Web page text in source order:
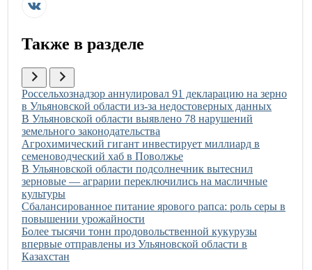
Также в разделе
Иллюстрация новости
Россельхознадзор аннулировал 91 декларацию на зерно
в Ульяновской области из-за недостоверных данных
Иллюстрация новости
В Ульяновской области выявлено 78 нарушений
земельного законодательства
Иллюстрация новости
Агрохимический гигант инвестирует миллиард в
семеноводческий хаб в Поволжье
Иллюстрация новости
В Ульяновской области подсолнечник вытеснил
зерновые — аграрии переключились на масличные
культуры
Иллюстрация новости
Сбалансированное питание ярового рапса: роль серы в
повышении урожайности
Иллюстрация новости
Более тысячи тонн продовольственной кукурузы
впервые отправлены из Ульяновской области в
Казахстан